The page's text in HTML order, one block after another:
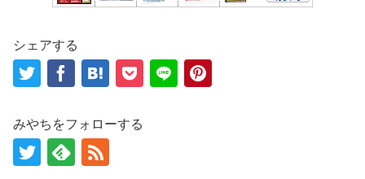
シェアする
みやちをフォローする